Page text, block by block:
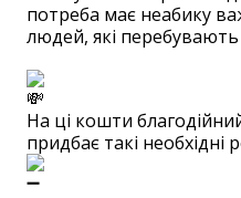
потреба має неабику
людей, які перебувають
На ці кошти
придбає такі необхідні